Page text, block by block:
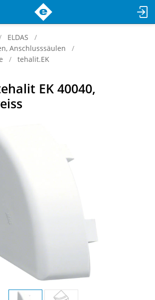
ELDAS
Anschlusssäulen
tehalit.EK
EK 40040,